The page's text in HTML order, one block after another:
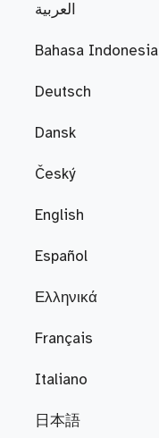
العربية
Bahasa Indonesia
Deutsch
Dansk
Český
English
Español
Ελληνικά
Français
Italiano
日本語